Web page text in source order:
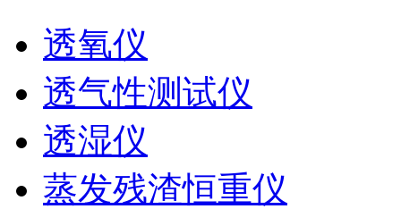
透氧仪
透气性测试仪
透湿仪
蒸发残渣恒重仪